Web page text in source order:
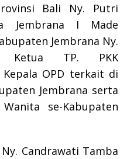
Bali Ny. Putri
Jembrana I Made
Jembrana Ny.
Ketua TP. PKK
Kepala OPD terkait di
Jembrana serta
se-Kabupaten
Candrawati Tamba